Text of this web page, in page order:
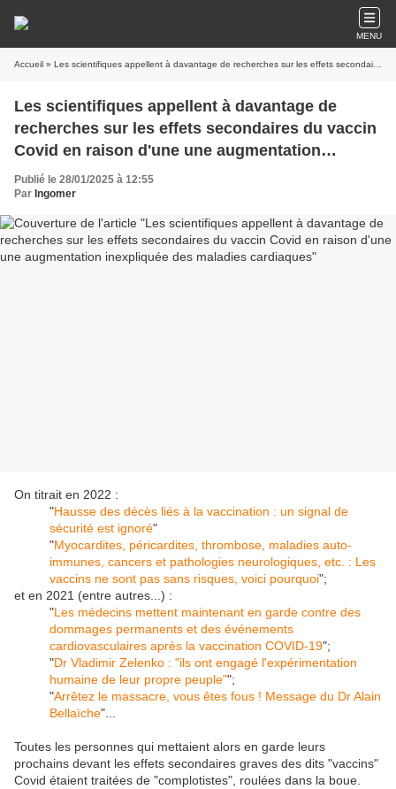
MENU
Accueil » Les scientifiques appellent à davantage de recherches sur les effets secondaires du vaccin Covid en raison d'une une augmentation inexpliquée des maladies cardiaques
Les scientifiques appellent à davantage de
recherches sur les effets secondaires du vaccin
Covid en raison d'une une augmentation
inexpliquée des maladies cardiaques
Publié le 28/01/2025 à 12:55
Par Ingomer
On titrait en 2022 :
"Hausse des décès liés à la vaccination : un signal de
sécurité est ignoré"
"Myocardites, péricardites, thrombose, maladies auto-
immunes, cancers et pathologies neurologiques, etc. : Les
vaccins ne sont pas sans risques, voici pourquoi";
et en 2021 (entre autres...) :
"Les médecins mettent maintenant en garde contre des
dommages permanents et des événements
cardiovasculaires après la vaccination COVID-19";
"Dr Vladimir Zelenko : "ils ont engagé l'expérimentation
humaine de leur propre peuple"";
"Arrêtez le massacre, vous êtes fous ! Message du Dr Alain
Bellaïche"...
Toutes les personnes qui mettaient alors en garde leurs
prochains devant les effets secondaires graves des dits "vaccins"
Covid étaient traitées de "complotistes", roulées dans la boue.